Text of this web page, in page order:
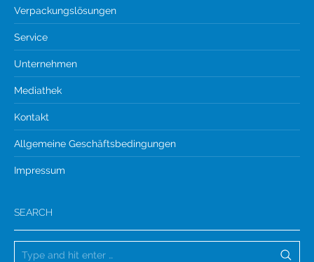
Verpackungslösungen
Service
Unternehmen
Mediathek
Kontakt
Allgemeine Geschäftsbedingungen
Impressum
SEARCH